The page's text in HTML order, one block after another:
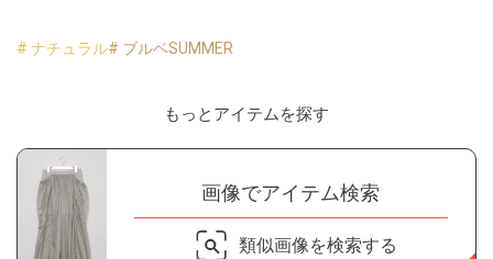
# ナチュラル# ブルベSUMMER
もっとアイテムを探す
画像でアイテム検索
類似画像を検索する